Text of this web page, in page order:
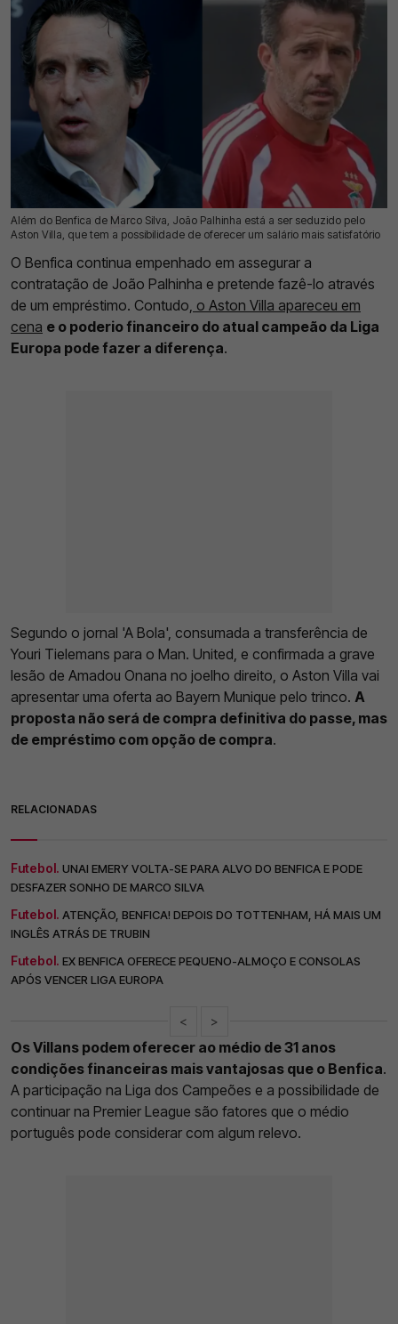
Além do Benfica de Marco Silva, João Palhinha está a ser seduzido pelo
Aston Villa, que tem a possibilidade de oferecer um salário mais satisfatório
16 Jul 2026 | 10:23 | 0
O Benfica continua empenhado em assegurar a
contratação de João Palhinha e pretende fazê-lo através
de um empréstimo. Contudo, o Aston Villa apareceu em
cena e o poderio financeiro do atual campeão da Liga
Europa pode fazer a diferença.
Segundo o jornal 'A Bola', consumada a transferência de
Youri Tielemans para o Man. United, e confirmada a grave
lesão de Amadou Onana no joelho direito, o Aston Villa vai
apresentar uma oferta ao Bayern Munique pelo trinco. A
proposta não será de compra definitiva do passe, mas
de empréstimo com opção de compra.
RELACIONADAS
Futebol. UNAI EMERY VOLTA-SE PARA ALVO DO BENFICA E PODE
DESFAZER SONHO DE MARCO SILVA
Futebol. ATENÇÃO, BENFICA! DEPOIS DO TOTTENHAM, HÁ MAIS UM
INGLÊS ATRÁS DE TRUBIN
Futebol. EX BENFICA OFERECE PEQUENO-ALMOÇO E CONSOLAS
APÓS VENCER LIGA EUROPA
< >
Os Villans podem oferecer ao médio de 31 anos
condições financeiras mais vantajosas que o Benfica.
A participação na Liga dos Campeões e a possibilidade de
continuar na Premier League são fatores que o médio
português pode considerar com algum relevo.